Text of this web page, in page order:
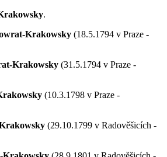
.
Krakowsky (18.5.1794 v Praze -
Krakowsky (31.5.1794 v Praze -
(10.3.1798 v Praze -
(29.10.1799 v Radověšicích -